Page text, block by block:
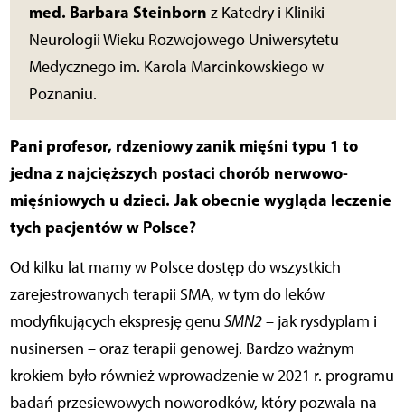
med. Barbara Steinborn z Katedry i Kliniki
Neurologii Wieku Rozwojowego Uniwersytetu
Medycznego im. Karola Marcinkowskiego w
Poznaniu.
Pani profesor, rdzeniowy zanik mięśni typu 1 to
jedna z najcięższych postaci chorób nerwowo-
mięśniowych u dzieci. Jak obecnie wygląda leczenie
tych pacjentów w Polsce?
Od kilku lat mamy w Polsce dostęp do wszystkich
zarejestrowanych terapii SMA, w tym do leków
modyfikujących ekspresję genu SMN2– jak rysdyplam i
nusinersen – oraz terapii genowej. Bardzo ważnym
krokiem było również wprowadzenie w 2021 r. programu
badań przesiewowych noworodków, który pozwala na